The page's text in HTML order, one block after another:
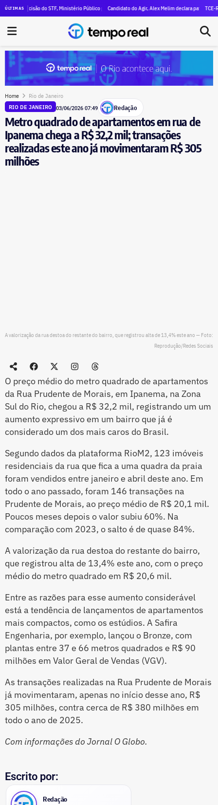
ÚLTIMASR$ 47 milhões em patrimônio
do STF, Ministério Público pede execução da condenação e da inelegibilidade de
Candidato do Agir, Alex Melim declara patrimônio de R$
TCE-RJ
Home Rio de Janeiro
RIO DE JANEIRO 03/06/2026 07:49 Redação
Metro quadrado de apartamentos em rua de
Ipanema chega a R$ 32,2 mil; transações
realizadas este ano já movimentaram R$ 305
milhões
A valorização da rua destoa do restante do bairro, que registrou alta de 13,4% este ano — Foto:
Reprodução/Redes Sociais
O preço médio do metro quadrado de apartamentos
da Rua Prudente de Morais, em Ipanema, na Zona
Sul do Rio, chegou a R$ 32,2 mil, registrando um um
aumento expressivo em um bairro que já é
considerado um dos mais caros do Brasil.
Segundo dados da plataforma RioM2, 123 imóveis
residenciais da rua que fica a uma quadra da praia
foram vendidos entre janeiro e abril deste ano. Em
todo o ano passado, foram 146 transações na
Prudente de Morais, ao preço médio de R$ 20,1 mil.
Poucos meses depois o valor subiu 60%. Na
comparação com 2023, o salto é de quase 84%.
A valorização da rua destoa do restante do bairro,
que registrou alta de 13,4% este ano, com o preço
médio do metro quadrado em R$ 20,6 mil.
Entre as razões para esse aumento considerável
está a tendência de lançamentos de apartamentos
mais compactos, como os estúdios. A Safira
Engenharia, por exemplo, lançou o Bronze, com
plantas entre 37 e 66 metros quadrados e R$ 90
milhões em Valor Geral de Vendas (VGV).
As transações realizadas na Rua Prudente de Morais
já movimentaram, apenas no início desse ano, R$
305 milhões, contra cerca de R$ 380 milhões em
todo o ano de 2025.
Com informações do Jornal O Globo.
Escrito por:
Redação